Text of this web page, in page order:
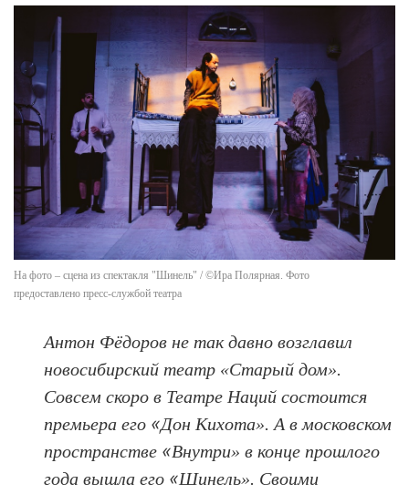
На фото – сцена из спектакля "Шинель" / ©Ира Полярная. Фото
предоставлено пресс-службой театра
Антон Фёдоров не так давно возглавил
новосибирский театр «Старый дом».
Совсем скоро в Театре Наций состоится
премьера его «Дон Кихота». А в московском
пространстве «Внутри» в конце прошлого
года вышла его «Шинель». Своими